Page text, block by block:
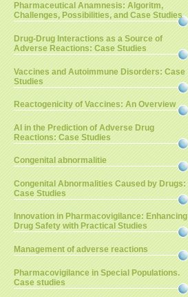
Pharmaceutical Anamnesis: Algoritm,
Challenges, Possibilities, and Case Studies
Drug-Drug Interactions as a Source of
Adverse Reactions: Case Studies
Vaccines and Autoimmune Disorders: Case
Studies
Reactogenicity of Vaccines: An Overview
AI in the Prediction of Adverse Drug
Reactions: Case Studies
Congenital abnormalitie
Congenital Abnormalities Caused by Drugs:
Case Studies
Innovation in Pharmacovigilance: Enhancing
Drug Safety with Practical Studies
Management of adverse reactions
Pharmacovigilance in Special Populations.
Case studies